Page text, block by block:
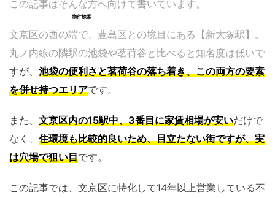
物件検索
この記事はそんな方へ向けて書いています。
文京区の西の端で、豊島区との境目にある【新大塚駅】。
丸ノ内線の隣駅の池袋や茗荷谷と比べると知名度は低いで
すが、 池袋の便利さと茗荷谷の落ち着き、この両方の要素
を併せ持つエリアです。
また、 文京区内の15駅中、3番目に家賃相場が安いだけで
なく、 住環境も比較的良いため、目立たない街ですが、実
は穴場で狙い目です。
この記事では、文京区に特化して14年以上営業している不